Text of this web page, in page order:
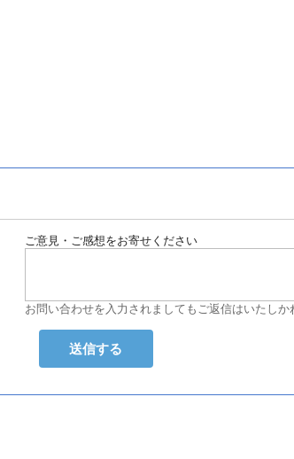
ご意見・ご感想をお寄せください
お問い合わせを入力されましてもご返信はいたしか